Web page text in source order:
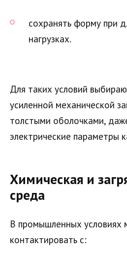
сохранять форму при
нагрузках.
Для таких условий
усиленной механической
толстыми оболочками,
электрические параметры
Химическая и
среда
В промышленных условиях
контактировать с: